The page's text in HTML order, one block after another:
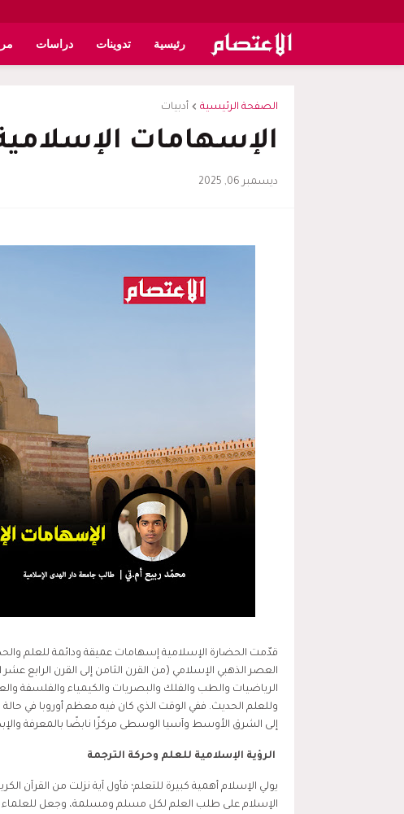
رئيسية تدوينات دراسات
الصفحة الرئيسية أدبيات
الإسهامات
ديسمبر 06, 2025
قدّمت الحضارة الإسلامية إسهامات عميقة ودائمة للعلم
العصر الذهبي الإسلامي (من القرن الثامن إلى القرن الرابع
الرياضيات والطب والفلك والبصريات والكيمياء والفلسفة
وللعلم الحديث. ففي الوقت الذي كان فيه معظم أوروبا في
إلى الشرق الأوسط وآسيا الوسطى مركزًا نابضًا بالمعرفة
الرؤية الإسلامية للعلم وحركة الترجمة
يولي الإسلام أهمية كبيرة للتعلم؛ فأول آية نزلت من القرآن
الإسلام على طلب العلم لكل مسلم ومسلمة، وجعل للعلماء